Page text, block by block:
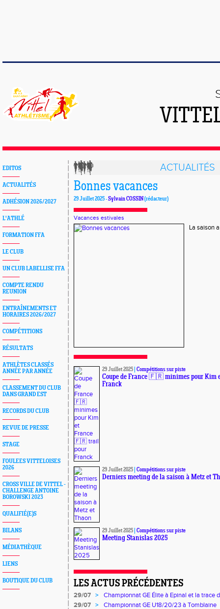
EDITOS
ACTUALITÉS
ADHÉSION 2026/2027
L'ATHLÉ
FORMATION FFA
LE CLUB
UN CLUB LABELLISE FFA
COMPTE RENDU
REUNION
ENTRAÎNEMENTS ET
HORAIRES 2026/2027
COMPÉTITIONS
RÉSULTATS
ATHLÈTES CLASSÉS
ANNÉE PAR ANNÉE
CLASSEMENT DU CLUB
DANS GRAND EST
RECORDS DU CLUB
REVUE DE PRESSE
STAGE
FOULEES VITTELOISES
2026
CROSS VILLE DE VITTEL -
CHALLENGE ANTOINE
BOROWSKI 2023
QUALIFIÉ(E)S
BILANS
MÉDIATHÈQUE
LIENS
BOUTIQUE DU CLUB
ACTUALITÉS
Bonnes vacances
29 Juillet 2025 -Sylvain COSSIN (rédacteur)
Vacances estivales
La saison
29 Juillet 2025 Compétitions sur piste
Coupe de France 🇫🇷 minimes pour
Franck
29 Juillet 2025 Compétitions sur piste
Derniers meeting de la saison à Metz et
29 Juillet 2025 Compétitions sur piste
Meeting Stanislas 2025
LES ACTUS PRÉCÉDENTES
29/07 >
Championnat GE Élite à Epinal et la trace
29/07 >
Championnat GE U18/20/23 à Tomblaine